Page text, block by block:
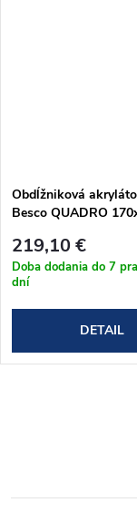
Obdĺžniková
Besco QUADRO
219,10 €
Doba dodania do 7
dní
DETAIL